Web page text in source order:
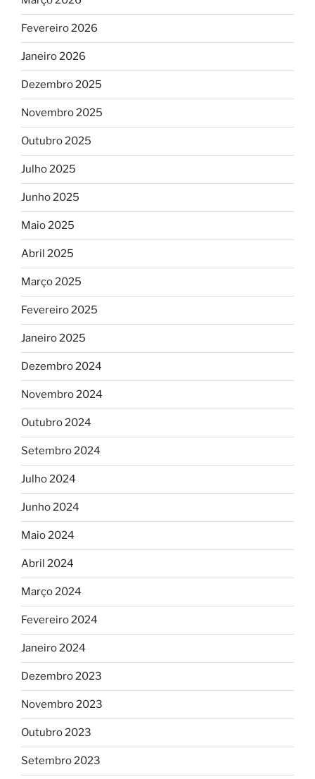
Fevereiro 2026
Janeiro 2026
Dezembro 2025
Novembro 2025
Outubro 2025
Julho 2025
Junho 2025
Maio 2025
Abril 2025
Março 2025
Fevereiro 2025
Janeiro 2025
Dezembro 2024
Novembro 2024
Outubro 2024
Setembro 2024
Julho 2024
Junho 2024
Maio 2024
Abril 2024
Março 2024
Fevereiro 2024
Janeiro 2024
Dezembro 2023
Novembro 2023
Outubro 2023
Setembro 2023